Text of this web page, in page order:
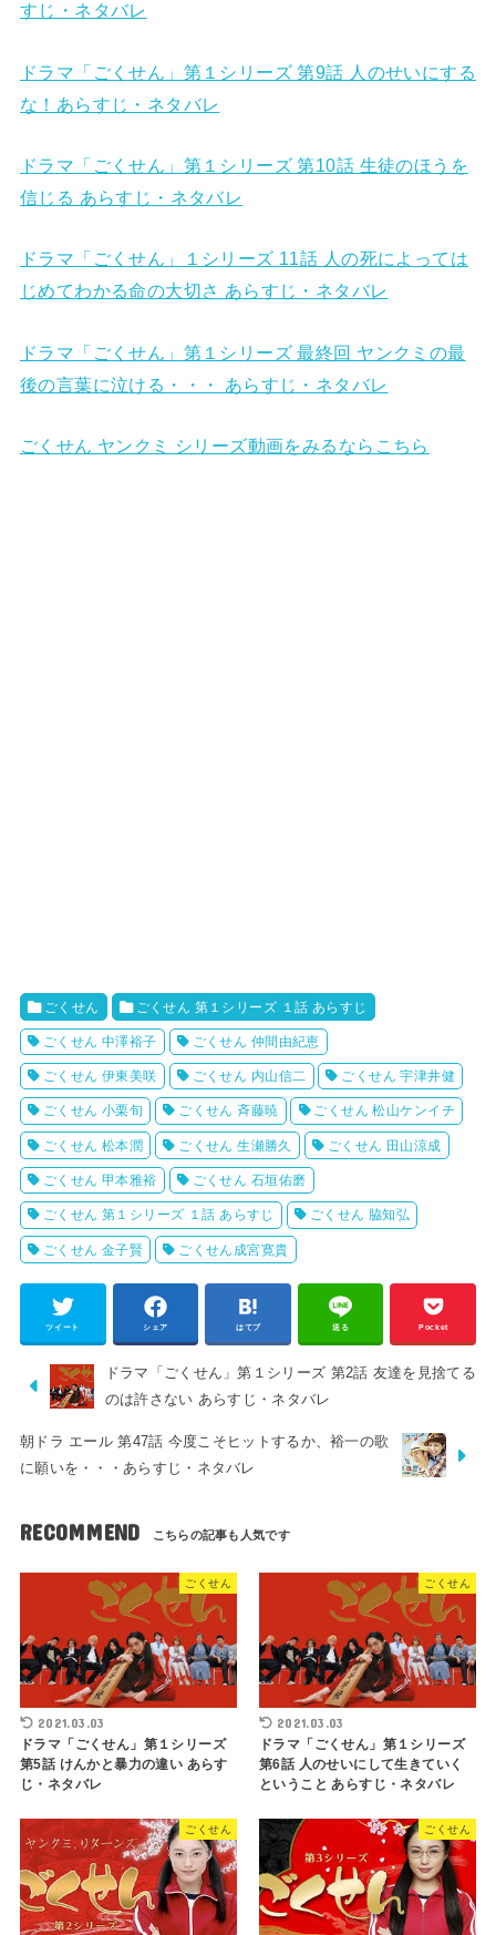
すじ・ネタバレ
ドラマ「ごくせん」第１シリーズ 第9話 人のせいにする
な！あらすじ・ネタバレ
ドラマ「ごくせん」第１シリーズ 第10話 生徒のほうを
信じる あらすじ・ネタバレ
ドラマ「ごくせん」１シリーズ 11話 人の死によっては
じめてわかる命の大切さ あらすじ・ネタバレ
ドラマ「ごくせん」第１シリーズ 最終回 ヤンクミの最
後の言葉に泣ける・・・ あらすじ・ネタバレ
ごくせん ヤンクミ シリーズ動画をみるならこちら
ごくせん ごくせん 第１シリーズ １話 あらすじ
ごくせん 中澤裕子 ごくせん 仲間由紀恵
ごくせん 伊東美咲 ごくせん 内山信二 ごくせん 宇津井健
ごくせん 小栗旬 ごくせん 斉藤暁 ごくせん 松山ケンイチ
ごくせん 松本潤 ごくせん 生瀬勝久 ごくせん 田山涼成
ごくせん 甲本雅裕 ごくせん 石垣佑磨
ごくせん 第１シリーズ １話 あらすじ ごくせん 脇知弘
ごくせん 金子賢 ごくせん成宮寛貴
ツイート シェア はてブ 送る Pocket
ドラマ「ごくせん」第１シリーズ 第2話 友達を見捨てる
のは許さない あらすじ・ネタバレ
朝ドラ エール 第47話 今度こそヒットするか、裕一の歌
に願いを・・・あらすじ・ネタバレ
RECOMMEND
ごくせん
2021.03.03
ドラマ「ごくせん」第１シリーズ
第5話 けんかと暴力の違い あらす
じ・ネタバレ
ごくせん
2021.03.03
ドラマ「ごくせん」第１シリーズ
第6話 人のせいにして生きていく
ということ あらすじ・ネタバレ
ごくせん ごくせん